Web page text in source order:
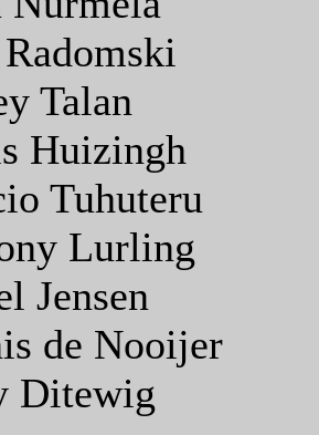
Talan
Huizingh
Tuhuteru
Lurling
Jensen
de Nooijer
Ditewig